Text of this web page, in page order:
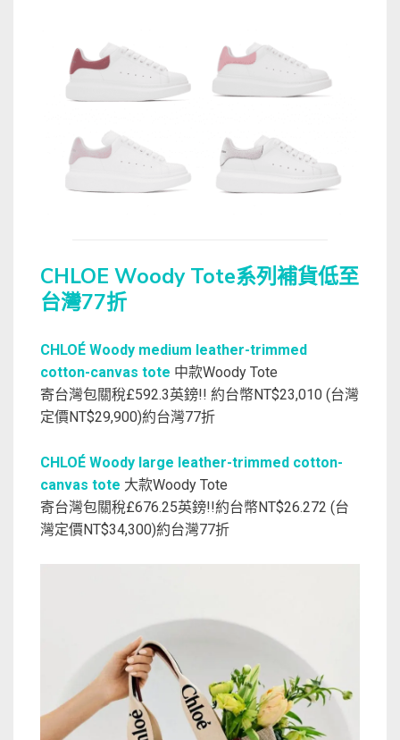
CHLOE Woody Tote系列補貨低至
台灣77折
CHLOÉ Woody medium leather-trimmed
cotton-canvas tote 中款Woody Tote
寄台灣包關稅£592.3英鎊!! 約台幣NT$23,010 (台灣
定價NT$29,900)約台灣77折
CHLOÉ Woody large leather-trimmed cotton-
canvas tote 大款Woody Tote
寄台灣包關稅£676.25英鎊!!約台幣NT$26.272 (台
灣定價NT$34,300)約台灣77折